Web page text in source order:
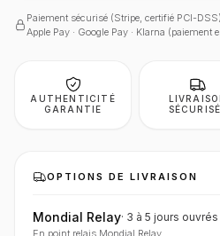
Paiement sécurisé (Stripe, certifié PCI-
Apple Pay · Google Pay · Klarna (paiement
AUTHENTICITÉ
GARANTIE
OPTIONS DE LIVRAISON
Mondial Relay· 3 à 5 jours ouvrés
En point relais Mondial Relay